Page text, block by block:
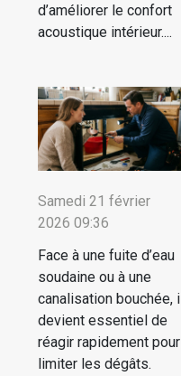
d’améliorer le confort
acoustique intérieur....
Samedi 21 février
2026 09:36
Face à une fuite d’eau
soudaine ou à une
canalisation bouchée, il
devient essentiel de
réagir rapidement pour
limiter les dégâts.